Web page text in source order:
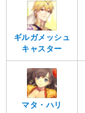
ギルガメッシュ
キャスター
マタ・ハリ